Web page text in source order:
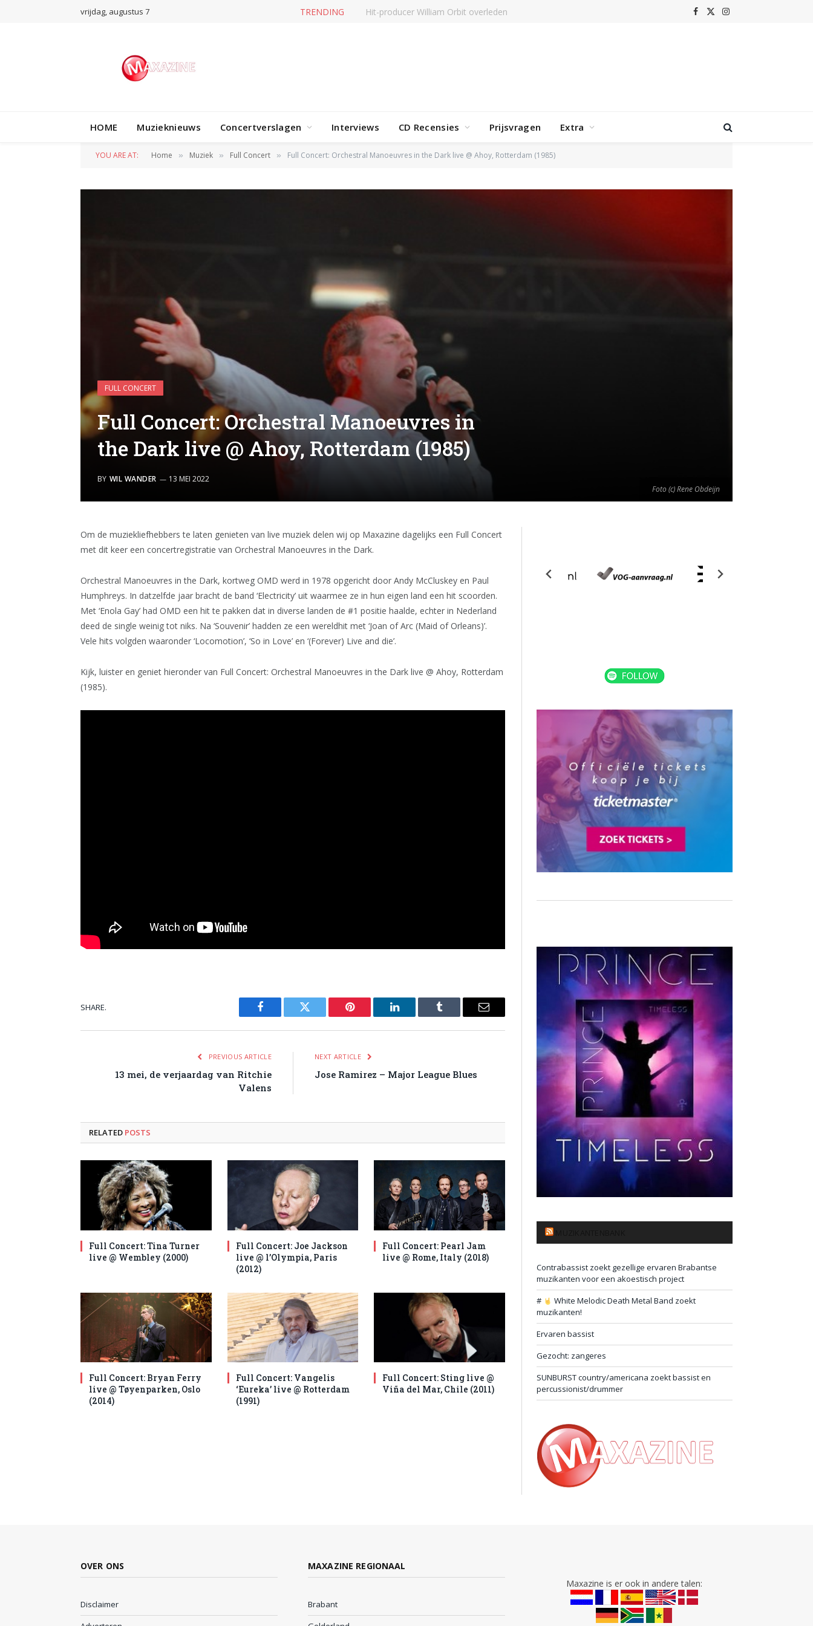
vrijdag, augustus 7 TRENDING Hit-producer William Orbit overleden Facebook
X
Instagram
HOME Muzieknieuws Concertverslagen Interviews CD Recensies Prijsvragen Extra
YOU ARE AT: Home » Muziek » Full Concert » Full Concert: Orchestral Manoeuvres in the Dark live @ Ahoy, Rotterdam (1985)
Foto (c) Rene Obdeijn
FULL CONCERT
Full Concert: Orchestral Manoeuvres in
the Dark live @ Ahoy, Rotterdam (1985)
BY WIL WANDER 13 MEI 2022
Om de muziekliefhebbers te laten genieten van live muziek delen wij op Maxazine dagelijks een Full Concert
met dit keer een concertregistratie van Orchestral Manoeuvres in the Dark.
Orchestral Manoeuvres in the Dark, kortweg OMD werd in 1978 opgericht door Andy McCluskey en Paul
Humphreys. In datzelfde jaar bracht de band ‘Electricity’ uit waarmee ze in hun eigen land een hit scoorden.
Met ‘Enola Gay’ had OMD een hit te pakken dat in diverse landen de #1 positie haalde, echter in Nederland
deed de single weinig tot niks. Na ‘Souvenir’ hadden ze een wereldhit met ‘Joan of Arc (Maid of Orleans)’.
Vele hits volgden waaronder ‘Locomotion’, ‘So in Love’ en ‘(Forever) Live and die’.
Kijk, luister en geniet hieronder van Full Concert: Orchestral Manoeuvres in the Dark live @ Ahoy, Rotterdam
(1985).
SHARE.
Facebook Twitter Pinterest LinkedIn Tumblr Email
PREVIOUS ARTICLE
13 mei, de verjaardag van Ritchie
Valens
NEXT ARTICLE
Jose Ramirez – Major League Blues
RELATED POSTS
Full Concert: Tina Turner
live @ Wembley (2000)
Full Concert: Joe Jackson
live @ l’Olympia, Paris
(2012)
Full Concert: Pearl Jam
live @ Rome, Italy (2018)
Full Concert: Bryan Ferry
live @ Tøyenparken, Oslo
(2014)
Full Concert: Vangelis
‘Eureka’ live @ Rotterdam
(1991)
Full Concert: Sting live @
Viña del Mar, Chile (2011)
Contrabassist zoekt gezellige ervaren Brabantse
muzikanten voor een akoestisch project
#
White Melodic Death Metal Band zoekt
muzikanten!
Ervaren bassist
Gezocht: zangeres
SUNBURST country/americana zoekt bassist en
percussionist/drummer
OVER ONS
Disclaimer
MAXAZINE REGIONAAL
Brabant
Maxazine is er ook in andere talen: